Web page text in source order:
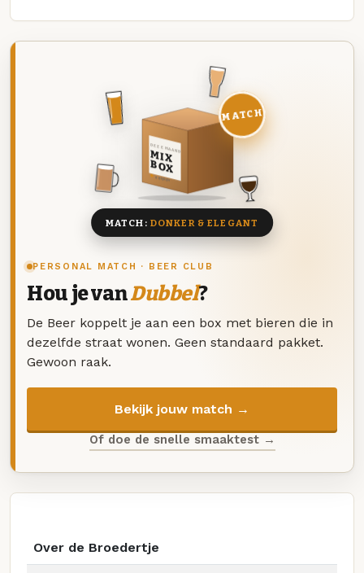
PERSONAL MATCH · BEER CLUB
Hou je vanDubbel?
De Beer koppelt je aan een box met bieren die in
dezelfde straat wonen. Geen standaard pakket.
Gewoon raak.
Bekijk jouw match →
Of doe de snelle smaaktest →
DEZE MAAND
MIX
BOX
8 BIEREN
MATCH
MATCH: DONKER & ELEGANT
Over de Broedertje